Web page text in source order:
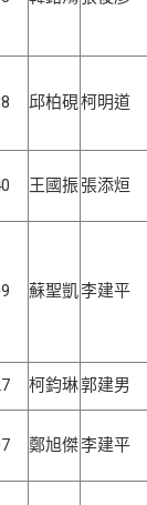
邱柏硯柯明道
王國振張添烜
蘇聖凱李建平
柯鈞琳郭建男
鄭旭傑李建平